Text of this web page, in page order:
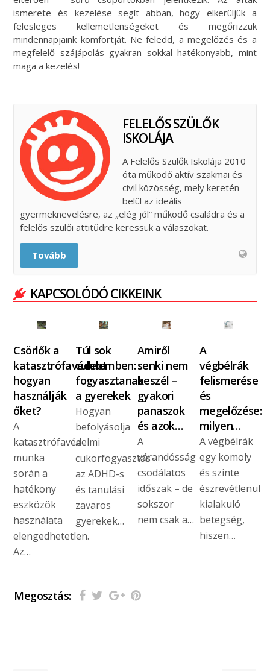
ismerete és kezelése segít abban, hogy elkerüljük a
felesleges kellemetlenségeket és megőrizzük
mindennapjaink komfortját. Ne feledd, a megelőzés és a
megfelelő szájápolás gyakran sokkal hatékonyabb, mint
maga a kezelés!
FELELŐS SZÜLŐK
ISKOLÁJA
A Felelős Szülők Iskolája 2010
óta működő aktív szakmai és
civil közösség, mely keretén
belül az ideális
gyermeknevelésre, az „elég jól” működő családra és a
felelős szülői attitűdre keressük a válaszokat.
Tovább
KAPCSOLÓDÓ CIKKEINK
Csörlők a
katasztrófavédelemben:
hogyan
használják
őket?
A
katasztrófavédelmi
munka
során a
hatékony
eszközök
használata
elengedhetetlen.
Az…
Túl sok
cukrot
fogyasztanak
a gyerekek
Hogyan
befolyásolja
a
cukorfogyasztás
az ADHD-s
és tanulási
zavaros
gyerekek…
Amiről
senki nem
beszél –
gyakori
panaszok
és azok…
A
várandósság
csodálatos
időszak – de
sokszor
nem csak a…
A
végbélrák
felismerése
és
megelőzése:
milyen…
A végbélrák
egy komoly
és szinte
észrevétlenül
kialakuló
betegség,
hiszen…
Megosztás: